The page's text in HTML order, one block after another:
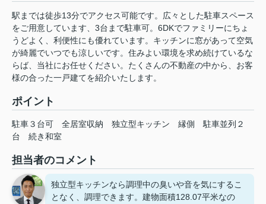
駅までは徒歩13分でアクセス可能です。広々とした駐車スペース
をご用意しています、3台まで駐車可。6DKでファミリーにちょ
うどよく、利便性にも優れています。キッチンに窓があって空気
が綺麗でいつでも涼しいです。住みよい環境を求め続けているな
らば、当社にお任せください。たくさんの不動産の中から、お客
様の合った一戸建てを紹介いたします。
ポイント
駐車３台可 全居室収納 独立型キッチン 縁側
駐車並列２
台
続き和室
担当者のコメント
独立型キッチンなら調理中の臭いや音を気にするこ
となく、調理できます。建物面積128.07平米なの